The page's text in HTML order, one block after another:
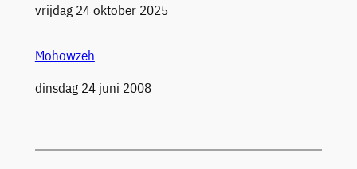
Datum
vrijdag 24 oktober 2025
Mohowzeh
Datum
dinsdag 24 juni 2008